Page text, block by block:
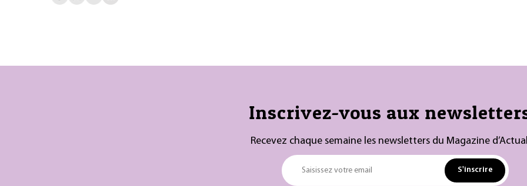
Inscrivez-vous aux
Recevez chaque semaine les newsletters du Magazine
Saisissez votre email S'inscrire